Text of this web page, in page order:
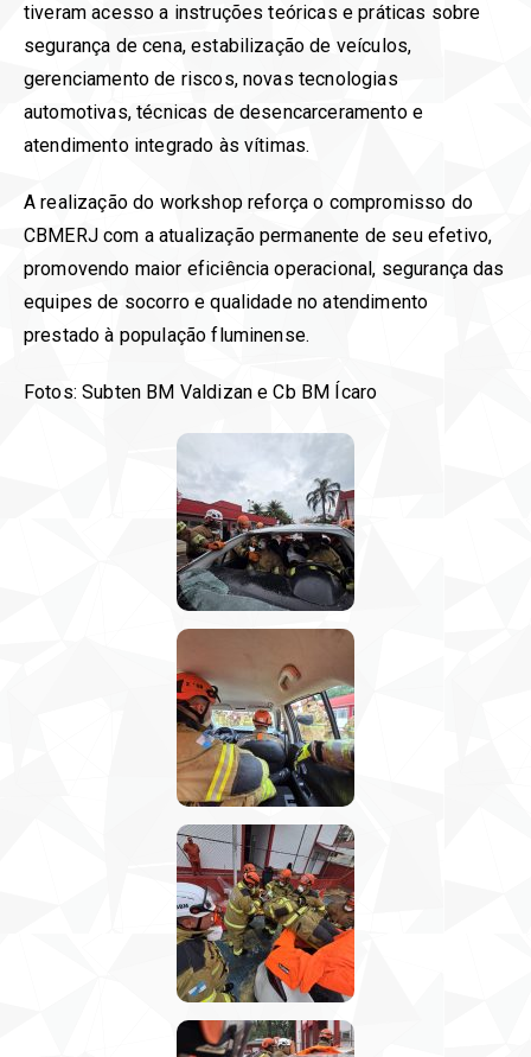
tiveram acesso a instruções teóricas e práticas sobre
segurança de cena, estabilização de veículos,
gerenciamento de riscos, novas tecnologias
automotivas, técnicas de desencarceramento e
atendimento integrado às vítimas.
A realização do workshop reforça o compromisso do
CBMERJ com a atualização permanente de seu efetivo,
promovendo maior eficiência operacional, segurança das
equipes de socorro e qualidade no atendimento
prestado à população fluminense.
Fotos: Subten BM Valdizan e Cb BM Ícaro